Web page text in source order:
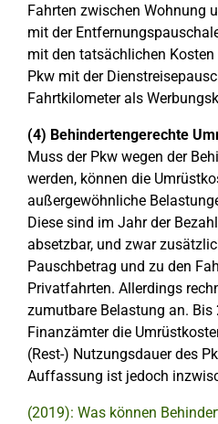
Fahrten zwischen Wohnung
mit der
mit den tatsächlichen
Pkw mit der
Fahrtkilometer als
(4) Behindertengerechte
Muss der Pkw wegen der
werden, können die
außergewöhnliche
Diese sind im Jahr der
absetzbar, und zwar
Pauschbetrag und zu den
Privatfahrten. Allerdings
zumutbare Belastung an. Bis
Finanzämter die
(Rest-) Nutzungsdauer des
Auffassung ist jedoch
(2019): Was können